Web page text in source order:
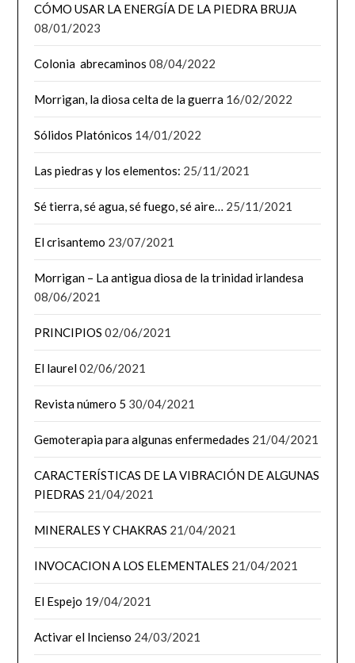
CÓMO USAR LA ENERGÍA DE LA PIEDRA BRUJA
08/01/2023
Colonia abrecaminos 08/04/2022
Morrigan, la diosa celta de la guerra 16/02/2022
Sólidos Platónicos 14/01/2022
Las piedras y los elementos: 25/11/2021
Sé tierra, sé agua, sé fuego, sé aire… 25/11/2021
El crisantemo 23/07/2021
Morrigan – La antigua diosa de la trinidad irlandesa
08/06/2021
PRINCIPIOS 02/06/2021
El laurel02/06/2021
Revista número 5 30/04/2021
Gemoterapia para algunas enfermedades 21/04/2021
CARACTERÍSTICAS DE LA VIBRACIÓN DE ALGUNAS
PIEDRAS 21/04/2021
MINERALES Y CHAKRAS 21/04/2021
INVOCACION A LOS ELEMENTALES 21/04/2021
El Espejo 19/04/2021
Activar el Incienso 24/03/2021